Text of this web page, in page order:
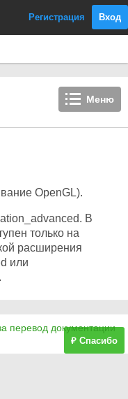
Регистрация Вход
Меню
OpenGL).
В
только на
расширения
или
перевод документации
₽ Спасибо